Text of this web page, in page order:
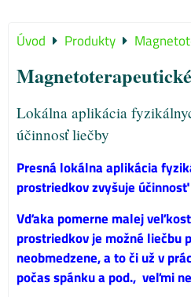
Úvod Produkty
Lokálna aplikácia
účinnosť liečby
Presná lokálna aplikácia
prostriedkov zvyšuje
Vďaka pomerne malej
prostriedkov je možné liečbu
neobmedzene, a to či už v
počas spánku a pod., veľmi